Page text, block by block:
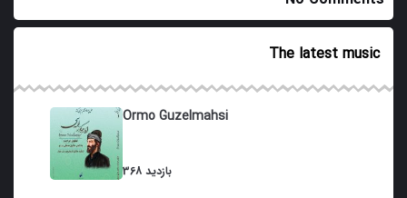
The latest music
Ormo Guzelmahsi
368 بازدید